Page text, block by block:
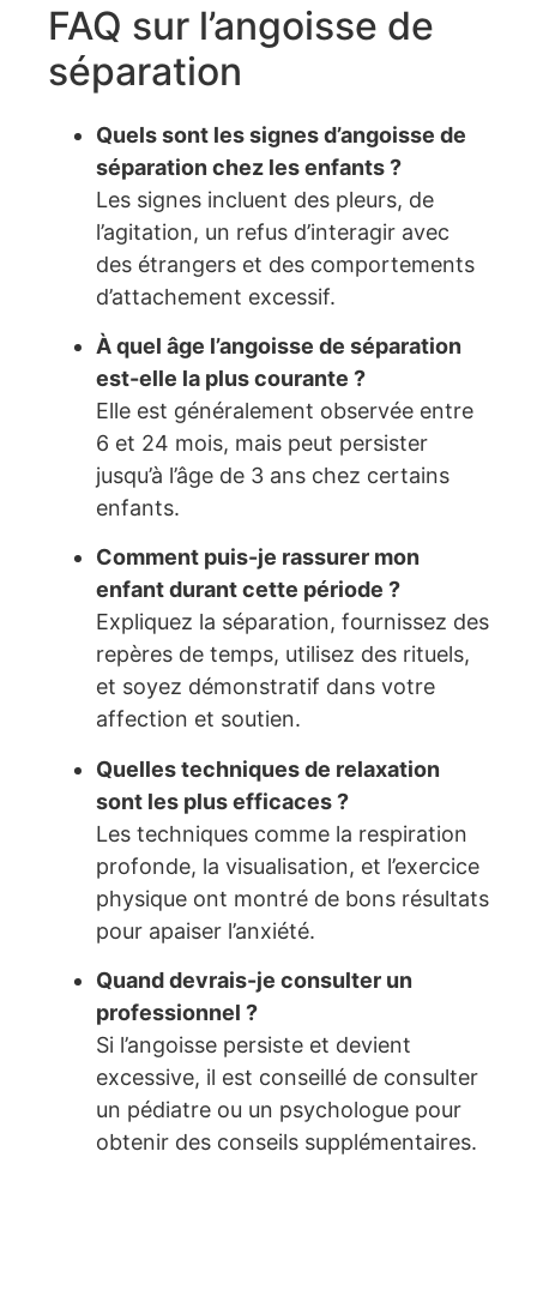
FAQ sur l’angoisse de
séparation
Quels sont les signes d’angoisse de
séparation chez les enfants ?
Les signes incluent des pleurs, de
l’agitation, un refus d’interagir avec
des étrangers et des comportements
d’attachement excessif.
À quel âge l’angoisse de séparation
est-elle la plus courante ?
Elle est généralement observée entre
6 et 24 mois, mais peut persister
jusqu’à l’âge de 3 ans chez certains
enfants.
Comment puis-je rassurer mon
enfant durant cette période ?
Expliquez la séparation, fournissez des
repères de temps, utilisez des rituels,
et soyez démonstratif dans votre
affection et soutien.
Quelles techniques de relaxation
sont les plus efficaces ?
Les techniques comme la respiration
profonde, la visualisation, et l’exercice
physique ont montré de bons résultats
pour apaiser l’anxiété.
Quand devrais-je consulter un
professionnel ?
Si l’angoisse persiste et devient
excessive, il est conseillé de consulter
un pédiatre ou un psychologue pour
obtenir des conseils supplémentaires.